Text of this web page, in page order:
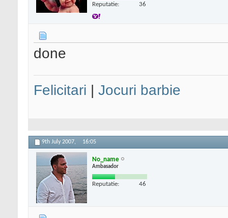
Reputatie: 36
done
Felicitari Jocuri barbie
9th July 2007, 16:05
No_name
Ambasador
Reputatie: 46